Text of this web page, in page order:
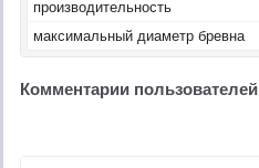
производительность
максимальный диаметр бревна
Комментарии пользователей